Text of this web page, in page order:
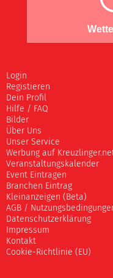
Login
Registieren
Dein Profil
Hilfe / FAQ
Bilder
Über Uns
Unser Service
Werbung auf
Veranstaltungskalender
Event Eintragen
Branchen Eintrag
Kleinanzeigen (Beta)
AGB /
Datenschutzerklärung
Impressum
Kontakt
Cookie-Richtlinie (EU)